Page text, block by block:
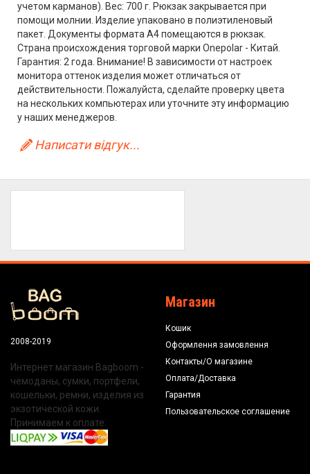
учетом карманов). Вес: 700 г. Рюкзак закрывается при
помощи молнии. Изделие упаковано в полиэтиленовый
пакет. Документы формата А4 помещаются в рюкзак.
Страна происхождения торговой марки Onepolar - Китай.
Гарантия: 2 года. Внимание! В зависимости от настроек
монитора оттенок изделия может отличаться от
действительности. Пожалуйста, сделайте проверку цвета
на нескольких компьютерах или уточните эту информацию
у наших менеджеров.
Написати відгук...
2008-2019
Интернет магазин Bagboom -
чемоданы, сумки, портфели,
кошельки, ремни, изделия из
экзотической кожи.
Принимаем к оплате:
Магазин
Кошик
Оформлення замовлення
Контакты/О магазине
Оплата/Доставка
Гарантия
Пользовательское соглашение